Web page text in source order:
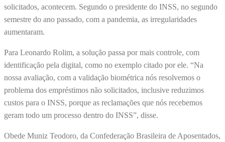
solicitados, acontecem. Segundo o presidente do INSS, no segundo
semestre do ano passado, com a pandemia, as irregularidades
aumentaram.
Para Leonardo Rolim, a solução passa por mais controle, com
identificação pela digital, como no exemplo citado por ele. “Na
nossa avaliação, com a validação biométrica nós resolvemos o
problema dos empréstimos não solicitados, inclusive reduzimos
custos para o INSS, porque as reclamações que nós recebemos
geram todo um processo dentro do INSS”, disse.
Obede Muniz Teodoro, da Confederação Brasileira de Aposentados,